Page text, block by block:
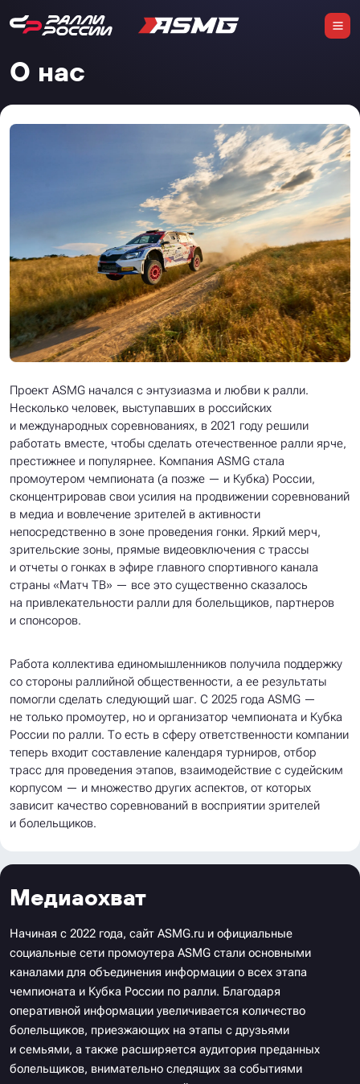
О нас
Проект ASMG начался с энтузиазма и любви к ралли.
Несколько человек, выступавших в российских
и международных соревнованиях, в 2021 году решили
работать вместе, чтобы сделать отечественное ралли ярче,
престижнее и популярнее. Компания ASMG стала
промоутером чемпионата (а позже — и Кубка) России,
сконцентрировав свои усилия на продвижении соревнований
в медиа и вовлечение зрителей в активности
непосредственно в зоне проведения гонки. Яркий мерч,
зрительские зоны, прямые видеовключения с трассы
и отчеты о гонках в эфире главного спортивного канала
страны «Матч ТВ» — все это существенно сказалось
на привлекательности ралли для болельщиков, партнеров
и спонсоров.
Работа коллектива единомышленников получила поддержку
со стороны раллийной общественности, а ее результаты
помогли сделать следующий шаг. С 2025 года ASMG —
не только промоутер, но и организатор чемпионата и Кубка
России по ралли. То есть в сферу ответственности компании
теперь входит составление календаря турниров, отбор
трасс для проведения этапов, взаимодействие с судейским
корпусом — и множество других аспектов, от которых
зависит качество соревнований в восприятии зрителей
и болельщиков.
Медиаохват
Начиная с 2022 года, сайт ASMG.ru и официальные
социальные сети промоутера ASMG стали основными
каналами для объединения информации о всех этапа
чемпионата и Кубка России по ралли. Благодаря
оперативной информации увеличивается количество
болельщиков, приезжающих на этапы с друзьями
и семьями, а также расширяется аудитория преданных
болельщиков, внимательно следящих за событиями